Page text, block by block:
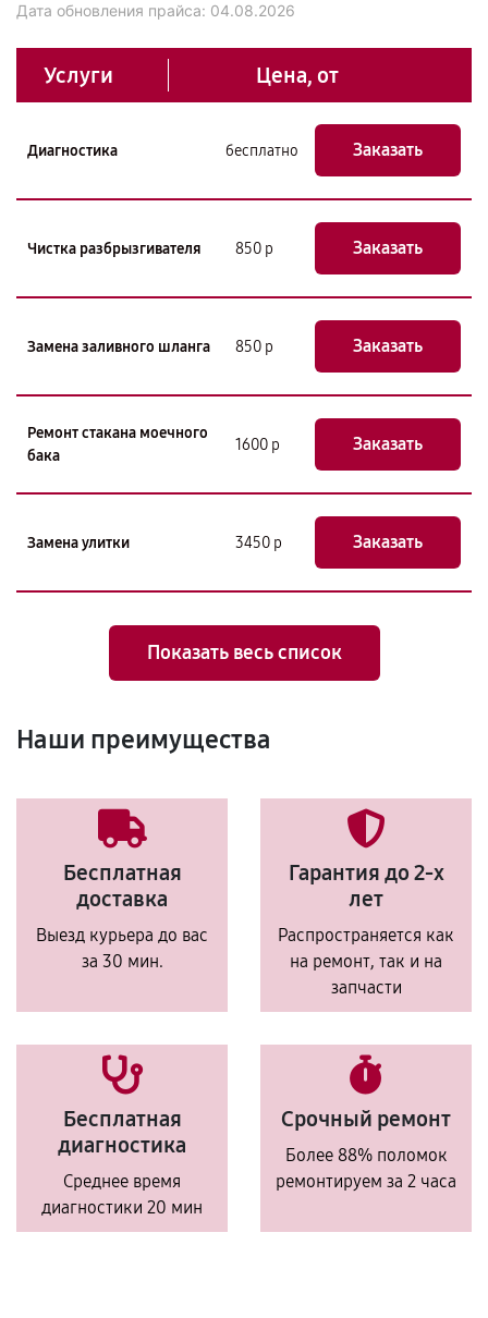
Дата обновления прайса: 04.08.2026
Услуги Цена, от
Диагностика бесплатно Заказать
Чистка разбрызгивателя 850 р Заказать
Замена заливного шланга 850 р Заказать
Ремонт стакана моечного
бака
1600 р Заказать
Замена улитки 3450 р Заказать
Показать весь список
Наши преимущества
Бесплатная
доставка
Выезд курьера до вас
за 30 мин.
Гарантия до 2-х
лет
Распространяется как
на ремонт, так и на
запчасти
Бесплатная
диагностика
Среднее время
диагностики 20 мин
Срочный ремонт
Более 88% поломок
ремонтируем за 2 часа